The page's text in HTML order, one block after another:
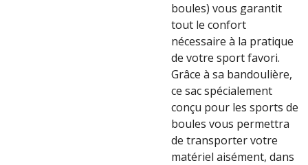
boules) vous garantit
tout le confort
nécessaire à la pratique
de votre sport favori.
Grâce à sa bandoulière,
ce sac spécialement
conçu pour les sports de
boules vous permettra
de transporter votre
matériel aisément, dans